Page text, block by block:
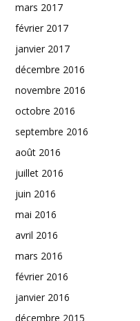
mars 2017
février 2017
janvier 2017
décembre 2016
novembre 2016
octobre 2016
septembre 2016
août 2016
juillet 2016
juin 2016
mai 2016
avril 2016
mars 2016
février 2016
janvier 2016
décembre 2015